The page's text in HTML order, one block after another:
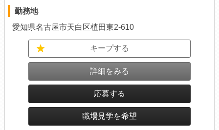
勤務地
愛知県名古屋市天白区植田東2-610
キープする
詳細をみる
応募する
職場見学を希望